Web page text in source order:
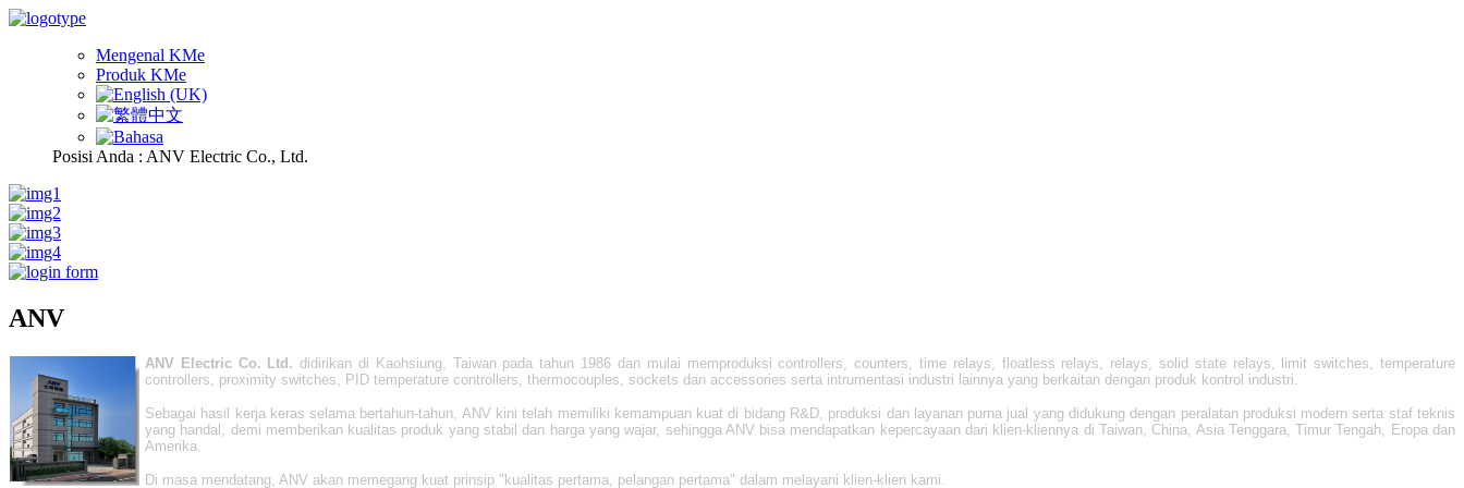
Mengenal KMe
Produk KMe
Posisi Anda : ANV Electric Co., Ltd.
ANV
ANV Electric Co. Ltd. didirikan di Kaohsiung, Taiwan pada tahun 1986 dan mulai memproduksi controllers, counters, time relays, floatless relays, relays, solid state relays, limit switches, temperature
controllers, proximity switches, PID temperature controllers, thermocouples, sockets dan accessories serta intrumentasi industri lainnya yang berkaitan dengan produk kontrol industri.
Sebagai hasil kerja keras selama bertahun-tahun, ANV kini telah memiliki kemampuan kuat di bidang R&D, produksi dan layanan purna jual yang didukung dengan peralatan produksi modern serta staf teknis
yang handal, demi memberikan kualitas produk yang stabil dan harga yang wajar, sehingga ANV bisa mendapatkan kepercayaan dari klien-kliennya di Taiwan, China, Asia Tenggara, Timur Tengah, Eropa dan
Amerika.
Di masa mendatang, ANV akan memegang kuat prinsip "kualitas pertama, pelangan pertama" dalam melayani klien-klien kami.